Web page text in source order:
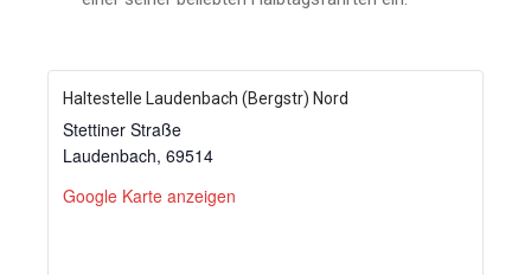
Haltestelle Laudenbach (Bergstr) Nord
Stettiner Straße
Laudenbach, 69514
Google Karte anzeigen